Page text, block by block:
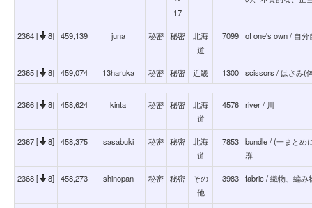
17
2364 [ 8] 459,139 juna 秘密 秘密
北海
道
7099 of one's own / 自
2365 [ 8] 459,074 13haruka 秘密 秘密 近畿 1300 scissors / はさみ(
2366 [ 8] 458,624 kinta 秘密 秘密
北海
道
4576 river / 川
2367 [ 8] 458,375 sasabuki 秘密 秘密
北海
道
7853 bundle / (一まとめ
群
2368 [ 8] 458,273 shinopan 秘密 秘密
その
他
3983 fabric / 織物、編み